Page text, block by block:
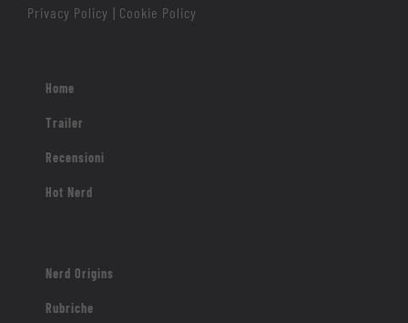
Privacy Policy Cookie Policy
Home
Trailer
Recensioni
Hot Nerd
Nerd Origins
Rubriche